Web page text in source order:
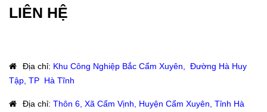
LIÊN HỆ
Địa chỉ: Khu Công Nghiệp Bắc Cẩm Xuyên, Đường Hà Huy
Tập, TP Hà Tĩnh
Địa chỉ: Thôn 6, Xã Cẩm Vịnh, Huyện Cẩm Xuyên, Tỉnh Hà